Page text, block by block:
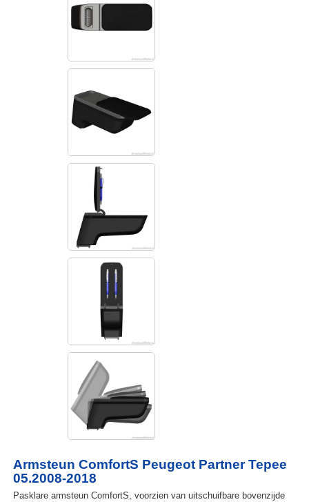
Armsteun ComfortS Peugeot Partner Tepee
05.2008-2018
Pasklare armsteun ComfortS, voorzien van uitschuifbare bovenzijde